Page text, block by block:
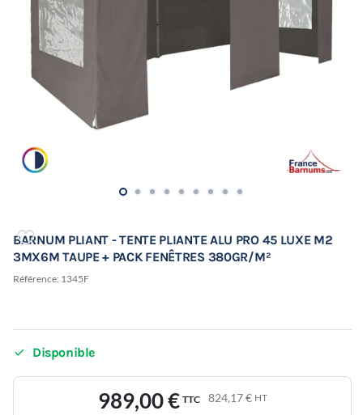
BARNUM PLIANT - TENTE PLIANTE ALU PRO 45 LUXE M2
3MX6M TAUPE + PACK FENÊTRES 380GR/M²
Référence: 1345F
 Disponible
989,00 € TTC 824,17 € HT